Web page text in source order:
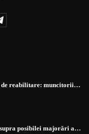
de reabilitare: muncitorii…
posibilei majorări a…